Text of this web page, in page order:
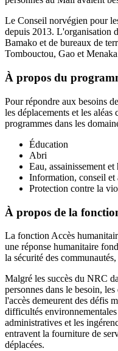
Le Conseil norvégien pour
depuis 2013. L'organisation
Bamako et de bureaux de
Tombouctou, Gao et
À propos du
Pour répondre aux besoins
les déplacements et les
programmes dans les
Éducation
Abri
Eau, assainissement
Information, conseil
Protection contre la
À propos de la
La fonction Accès
une réponse humanitaire
la sécurité des
Malgré les succès du NRC
personnes dans le besoin,
l'accès demeurent des défis
difficultés
administratives et les
entravent la fourniture de
déplacées.